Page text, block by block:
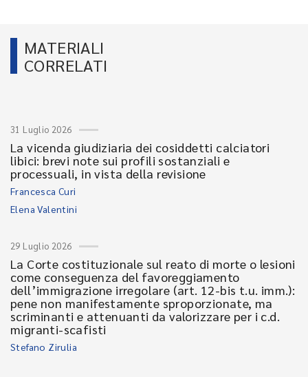
MATERIALI
CORRELATI
31 Luglio 2026
La vicenda giudiziaria dei cosiddetti calciatori
libici: brevi note sui profili sostanziali e
processuali, in vista della revisione
Francesca Curi
Elena Valentini
29 Luglio 2026
La Corte costituzionale sul reato di morte o lesioni
come conseguenza del favoreggiamento
dell’immigrazione irregolare (art. 12-bis t.u. imm.):
pene non manifestamente sproporzionate, ma
scriminanti e attenuanti da valorizzare per i c.d.
migranti-scafisti
Stefano Zirulia